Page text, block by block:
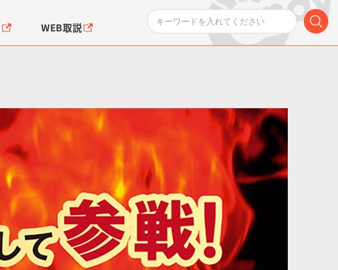
ガンダムシリーズ ポケットモンスター
にふぉるめーしょん＆
スクエアシール
SMPシリーズ
WEB取説